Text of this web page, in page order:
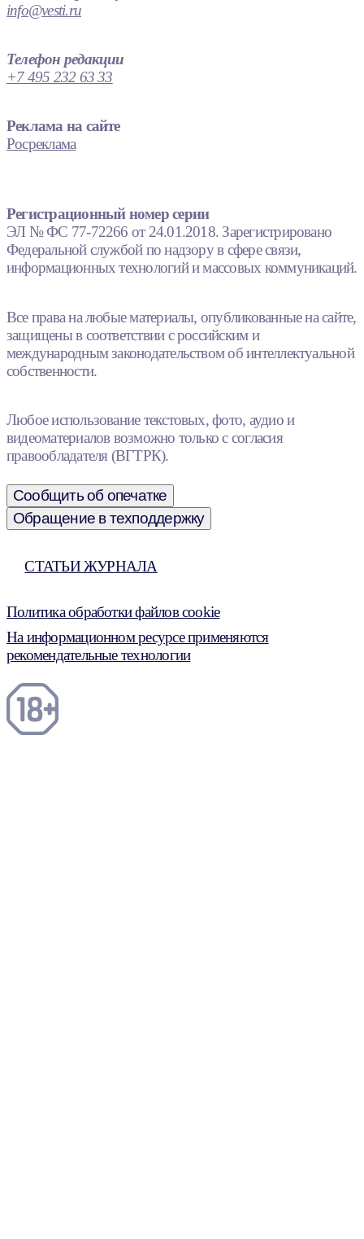
info@vesti.ru
Телефон редакции
+7 495 232 63 33
Реклама на сайте
Росреклама
Регистрационный номер серии
ЭЛ № ФС 77-72266 от 24.01.2018. Зарегистрировано
Федеральной службой по надзору в сфере связи,
информационных технологий и массовых коммуникаций.
Все права на любые материалы, опубликованные на сайте,
защищены в соответствии с российским и
международным законодательством об интеллектуальной
собственности.
Любое использование текстовых, фото, аудио и
видеоматериалов возможно только с согласия
правообладателя (ВГТРК).
Сообщить об опечатке
Обращение в техподдержку
СТАТЬИ ЖУРНАЛА
Политика обработки файлов cookie
На информационном ресурсе применяются
рекомендательные технологии